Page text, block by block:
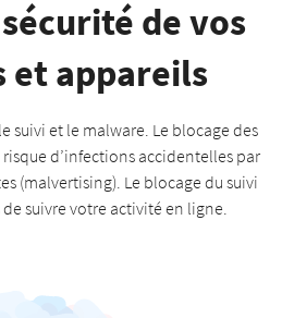
de vos
et appareils
suivi et le malware. Le blocage des
d’infections accidentelles par
(malvertising). Le blocage du suivi
suivre votre activité en ligne.